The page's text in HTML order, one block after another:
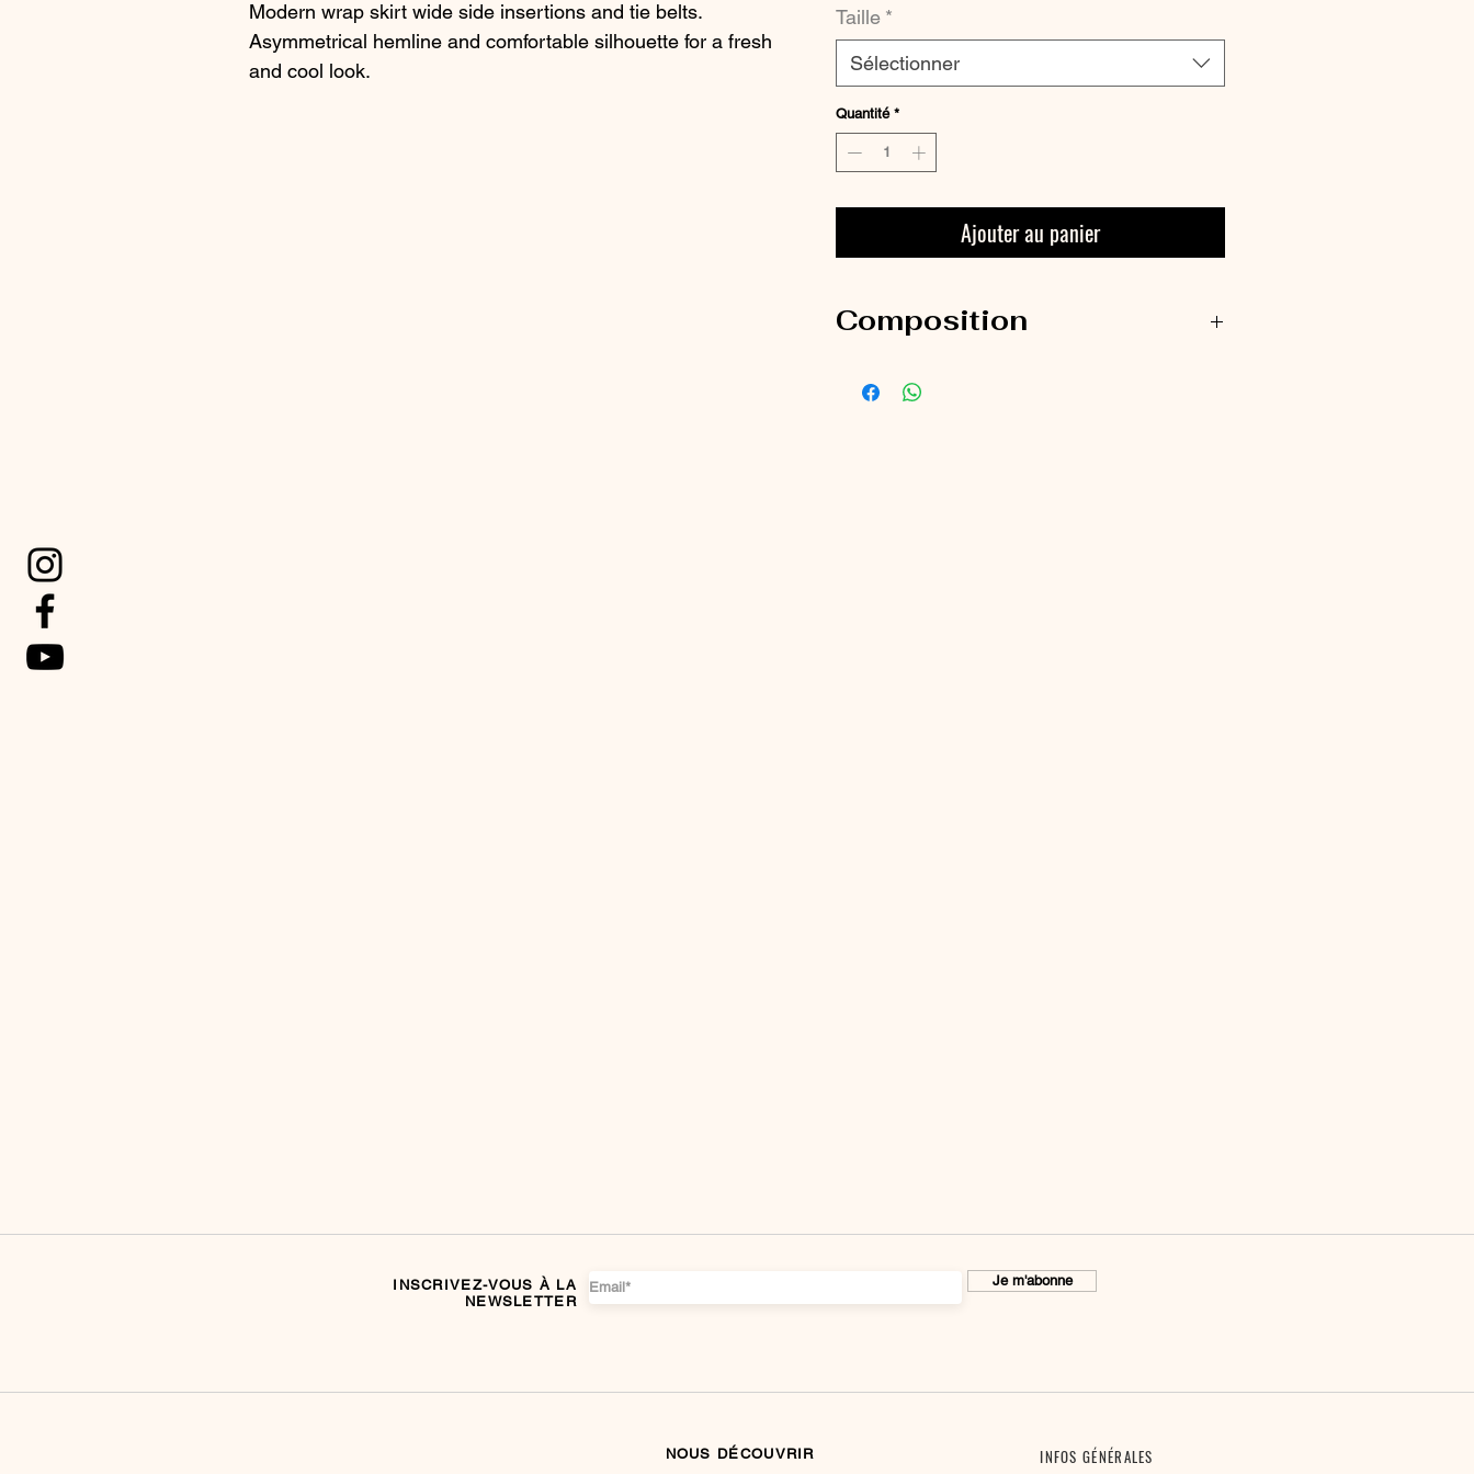
Modern wrap skirt wide side insertions and tie belts.
Asymmetrical hemline and comfortable silhouette for a fresh
and cool look.
Taille *
Sélectionner
Quantité *
Ajouter au panier
Composition
INSCRIVEZ-VOUS À LA
NEWSLETTER
Je m'abonne
NOUS DÉCOUVRIR INFOS GÉNÉRALES